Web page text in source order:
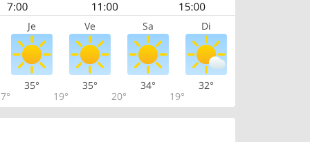
Je Ve Sa Di
35°
19°
35°
20°
34°
19°
32°